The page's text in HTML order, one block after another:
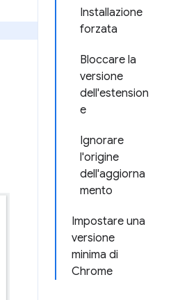
Installazione
forzata
Bloccare la
versione
dell'estension
e
Ignorare
l'origine
dell'aggiorna
mento
Impostare una
versione
minima di
Chrome